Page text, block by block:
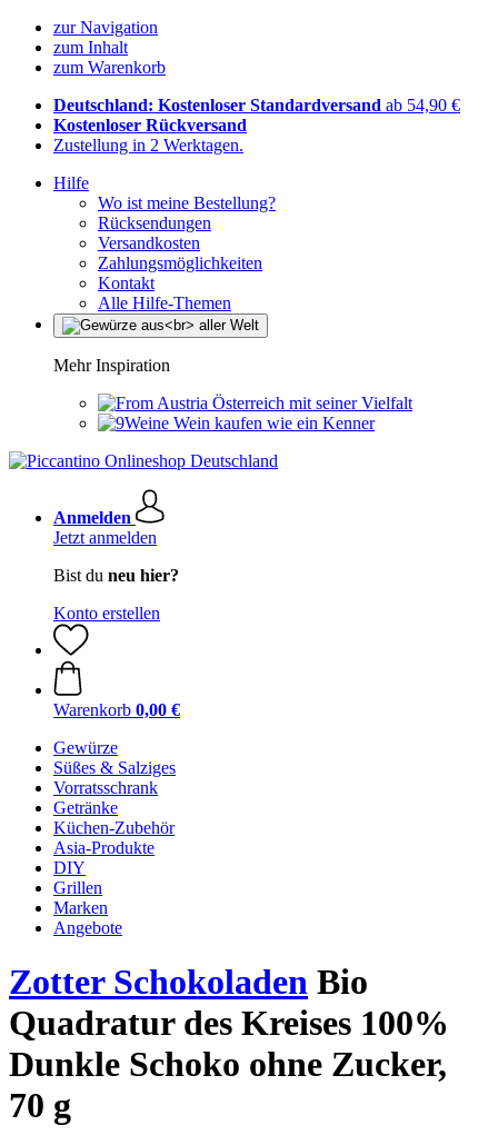
zur Navigation
zum Inhalt
zum Warenkorb
Deutschland: Kostenloser Standardversand ab 54,90 €
Kostenloser Rückversand
Zustellung in 2 Werktagen.
Hilfe
Wo ist meine Bestellung?
Rücksendungen
Versandkosten
Zahlungsmöglichkeiten
Kontakt
Alle Hilfe-Themen
Mehr Inspiration
Österreich mit seiner Vielfalt
Wein kaufen wie ein Kenner
Anmelden
Jetzt anmelden
Bist du neu hier?
Konto erstellen
Warenkorb 0,00 €
Gewürze
Süßes & Salziges
Vorratsschrank
Getränke
Küchen-Zubehör
Asia-Produkte
DIY
Grillen
Marken
Angebote
Zotter Schokoladen Bio
Quadratur des Kreises 100%
Dunkle Schoko ohne Zucker,
70 g